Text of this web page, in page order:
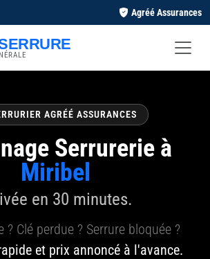
Agréé Assurances
AGRÉÉ ASSURANCES
Serrurerie à
Miribel
en 30 minutes.
? Clé perdue ? Serrure bloquée ?
et prix annoncé à l'avance.